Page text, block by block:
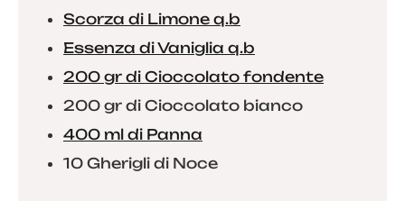
Scorza di Limone q.b
Essenza di Vaniglia q.b
200 gr di Cioccolato fondente
200 gr di Cioccolato bianco
400 ml di Panna
10 Gherigli di Noce